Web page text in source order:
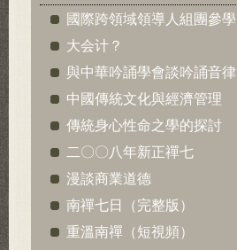
國際跨領域領導人組團參學
大会计？
與中華吟誦學會談吟誦音律
中國傳統文化與經濟管理
傳統身心性命之學的探討
二〇〇八年新正禪七
漫談商業道德
南禪七日（完整版）
重溫南禪（短視頻）